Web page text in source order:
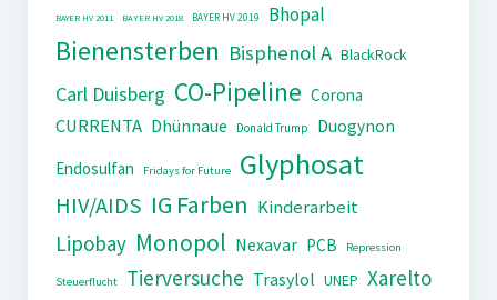
BAYER HV 2011 BAYER HV 2018 BAYER HV 2019 Bhopal
Bienensterben Bisphenol A BlackRock
Carl Duisberg CO-Pipeline Corona
CURRENTA Dhünnaue Donald Trump
Duogynon
Endosulfan
Fridays for Future Glyphosat
HIV/AIDS IG Farben Kinderarbeit
Lipobay Monopol Nexavar PCB Repression
Steuerflucht Tierversuche Trasylol UNEP Xarelto